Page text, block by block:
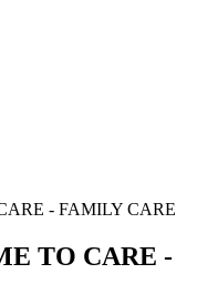
- FAMILY CARE
TO CARE -